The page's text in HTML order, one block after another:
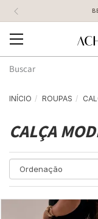
Mudar
navegação
INÍCIO ROUPAS
CALÇA